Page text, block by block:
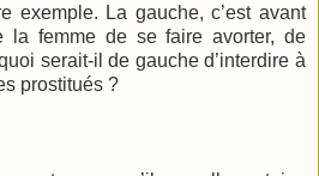
exemple. La gauche, c’est avant
la femme de se faire avorter, de
serait-il de gauche d’interdire à
prostitués ?